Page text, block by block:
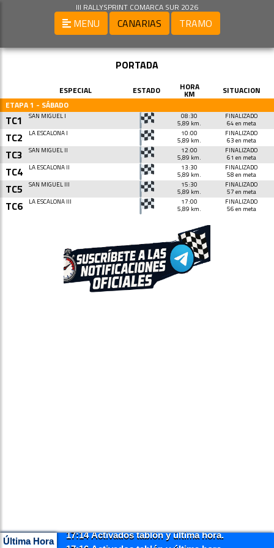
III RALLYSPRINT COMARCA SUR 2026
MENU CANARIAS TRAMO
PORTADA
ESPECIAL ESTADO HORA
KM
SITUACION
ETAPA 1 - SÁBADO
TC1 SAN MIGUEL I
08:30
5,89 km.
FINALIZADO
64 en meta
TC2 LA ESCALONA I
10:00
5,89 km.
FINALIZADO
63 en meta
TC3 SAN MIGUEL II
12:00
5,89 km.
FINALIZADO
61 en meta
TC4 LA ESCALONA II
13:30
5,89 km.
FINALIZADO
58 en meta
TC5 SAN MIGUEL III
15:30
5,89 km.
FINALIZADO
57 en meta
TC6 LA ESCALONA III
17:00
5,89 km.
FINALIZADO
56 en meta
Última Hora
17:14 Activados tablón y última hora.